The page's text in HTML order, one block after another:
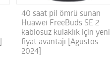
40 saat pil ömrü sunan
Huawei FreeBuds SE 2
kablosuz kulaklık için yeni
fiyat avantajı [Ağustos
2024]